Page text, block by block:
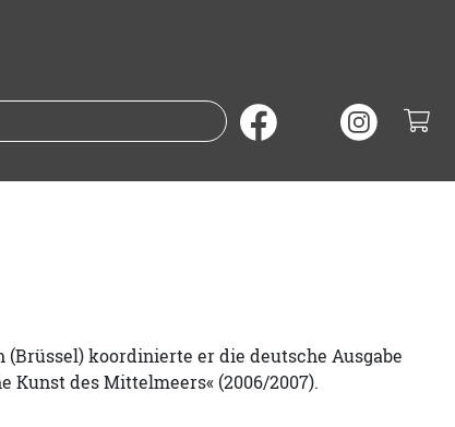
Suche nach Büchern oder
koordinierte er die deutsche Ausgabe
des Mittelmeers« (2006/2007).